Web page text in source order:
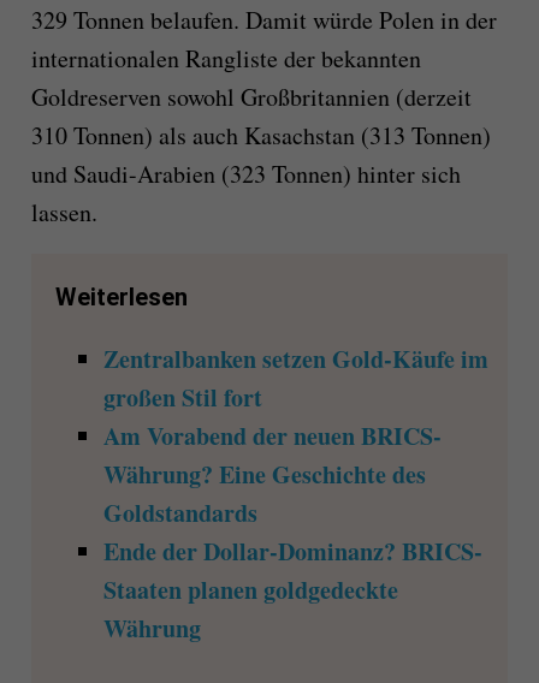
329 Tonnen belaufen. Damit würde Polen in der
internationalen Rangliste der bekannten
Goldreserven sowohl Großbritannien (derzeit
310 Tonnen) als auch Kasachstan (313 Tonnen)
und Saudi-Arabien (323 Tonnen) hinter sich
lassen.
Weiterlesen
Zentralbanken setzen Gold-Käufe im
großen Stil fort
Am Vorabend der neuen BRICS-
Währung? Eine Geschichte des
Goldstandards
Ende der Dollar-Dominanz? BRICS-
Staaten planen goldgedeckte
Währung